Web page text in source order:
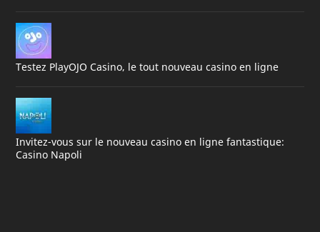
Testez PlayOJO Casino, le tout nouveau casino en ligne
Invitez-vous sur le nouveau casino en ligne fantastique:
Casino Napoli